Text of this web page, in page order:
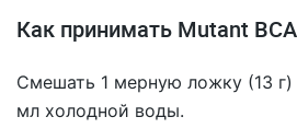
Как принимать Mutant
Смешать 1 мерную ложку (13
мл холодной воды.